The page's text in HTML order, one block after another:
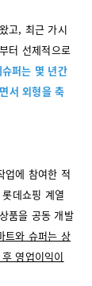
고, 최근 가시
터 선제적으로
퍼는 몇 년간
서 외형을 축
업에 참여한 적
데쇼핑 계열
품을 공동 개발
트와 슈퍼는 상
영업이익이